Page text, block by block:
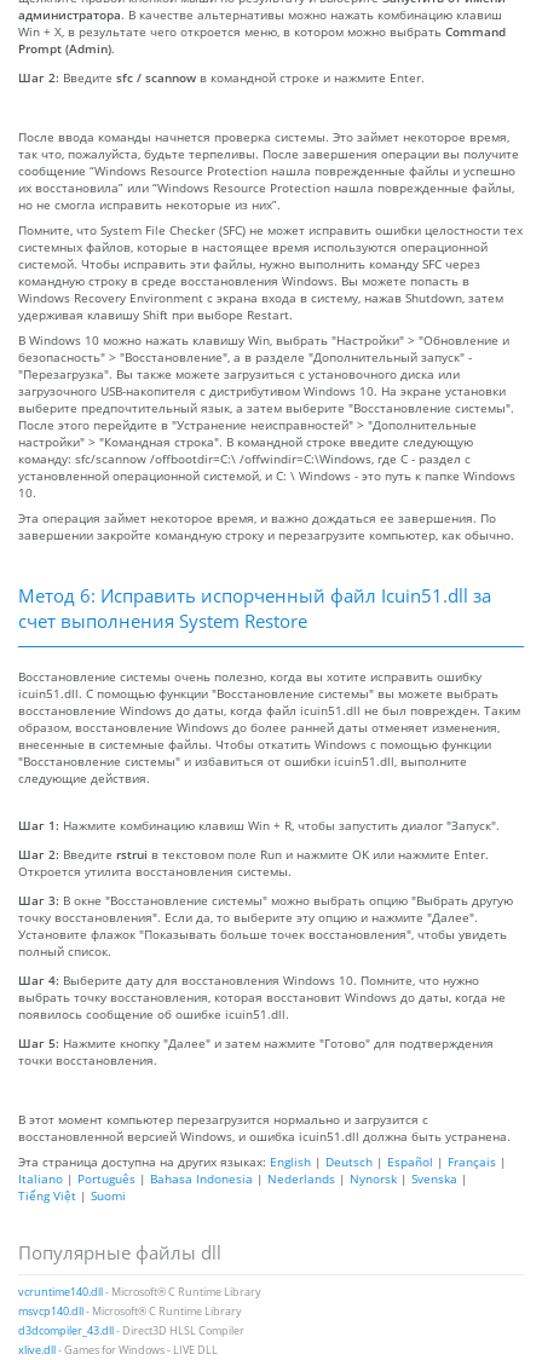
администратора. В качестве альтернативы можно нажать комбинацию клавиш
Win + X, в результате чего откроется меню, в котором можно выбрать Command
Prompt (Admin).
Шаг 2: Введите sfc / scannow в командной строке и нажмите Enter.
После ввода команды начнется проверка системы. Это займет некоторое время,
так что, пожалуйста, будьте терпеливы. После завершения операции вы получите
сообщение “Windows Resource Protection нашла поврежденные файлы и успешно
их восстановила” или “Windows Resource Protection нашла поврежденные файлы,
но не смогла исправить некоторые из них”.
Помните, что System File Checker (SFC) не может исправить ошибки целостности тех
системных файлов, которые в настоящее время используются операционной
системой. Чтобы исправить эти файлы, нужно выполнить команду SFC через
командную строку в среде восстановления Windows. Вы можете попасть в
Windows Recovery Environment с экрана входа в систему, нажав Shutdown, затем
удерживая клавишу Shift при выборе Restart.
В Windows 10 можно нажать клавишу Win, выбрать "Настройки" > "Обновление и
безопасность" > "Восстановление", а в разделе "Дополнительный запуск" -
"Перезагрузка". Вы также можете загрузиться с установочного диска или
загрузочного USB-накопителя с дистрибутивом Windows 10. На экране установки
выберите предпочтительный язык, а затем выберите "Восстановление системы".
После этого перейдите в "Устранение неисправностей" > "Дополнительные
настройки" > "Командная строка". В командной строке введите следующую
команду: sfc/scannow /offbootdir=C:\ /offwindir=C:\Windows, где C - раздел с
установленной операционной системой, и C: \ Windows - это путь к папке Windows
10.
Эта операция займет некоторое время, и важно дождаться ее завершения. По
завершении закройте командную строку и перезагрузите компьютер, как обычно.
Метод 6: Исправить испорченный файл Icuin51.dll за
счет выполнения System Restore
Восстановление системы очень полезно, когда вы хотите исправить ошибку
icuin51.dll. С помощью функции "Восстановление системы" вы можете выбрать
восстановление Windows до даты, когда файл icuin51.dll не был поврежден. Таким
образом, восстановление Windows до более ранней даты отменяет изменения,
внесенные в системные файлы. Чтобы откатить Windows с помощью функции
"Восстановление системы" и избавиться от ошибки icuin51.dll, выполните
следующие действия.
Шаг 1: Нажмите комбинацию клавиш Win + R, чтобы запустить диалог "Запуск".
Шаг 2: Введите rstrui в текстовом поле Run и нажмите OK или нажмите Enter.
Откроется утилита восстановления системы.
Шаг 3: В окне "Восстановление системы" можно выбрать опцию "Выбрать другую
точку восстановления". Если да, то выберите эту опцию и нажмите "Далее".
Установите флажок "Показывать больше точек восстановления", чтобы увидеть
полный список.
Шаг 4: Выберите дату для восстановления Windows 10. Помните, что нужно
выбрать точку восстановления, которая восстановит Windows до даты, когда не
появилось сообщение об ошибке icuin51.dll.
Шаг 5: Нажмите кнопку "Далее" и затем нажмите "Готово" для подтверждения
точки восстановления.
В этот момент компьютер перезагрузится нормально и загрузится с
восстановленной версией Windows, и ошибка icuin51.dll должна быть устранена.
Эта страница доступна на других языках: English | Deutsch | Español | Français |
Italiano | Português | Bahasa Indonesia | Nederlands | Nynorsk | Svenska |
Tiếng Việt | Suomi
Популярные файлы dll
vcruntime140.dll- Microsoft® C Runtime Library
msvcp140.dll- Microsoft® C Runtime Library
d3dcompiler_43.dll- Direct3D HLSL Compiler
xlive.dll- Games for Windows - LIVE DLL